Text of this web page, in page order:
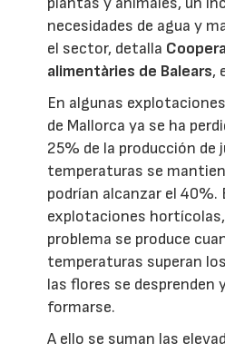
necesidades de agua y
el sector, detalla
alimentàries de Balears,
En algunas
de Mallorca ya se ha
25% de la producción de
temperaturas se
podrían alcanzar el 40%.
explotaciones
problema se produce
temperaturas superan
las flores se desprenden
formarse.
A ello se suman las